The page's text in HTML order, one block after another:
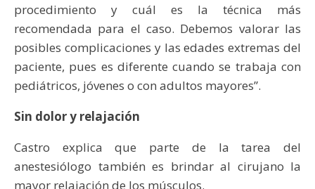
procedimiento y cuál es la técnica más
recomendada para el caso. Debemos valorar las
posibles complicaciones y las edades extremas del
paciente, pues es diferente cuando se trabaja con
pediátricos, jóvenes o con adultos mayores”.
Sin dolor y relajación
Castro explica que parte de la tarea del
anestesiólogo también es brindar al cirujano la
mayor relajación de los músculos.